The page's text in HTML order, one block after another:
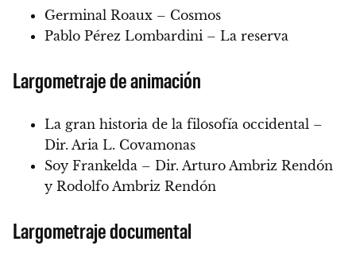
Germinal Roaux – Cosmos
Pablo Pérez Lombardini – La reserva
Largometraje de animación
La gran historia de la filosofía occidental –
Dir. Aria L. Covamonas
Soy Frankelda – Dir. Arturo Ambriz Rendón
y Rodolfo Ambriz Rendón
Largometraje documental